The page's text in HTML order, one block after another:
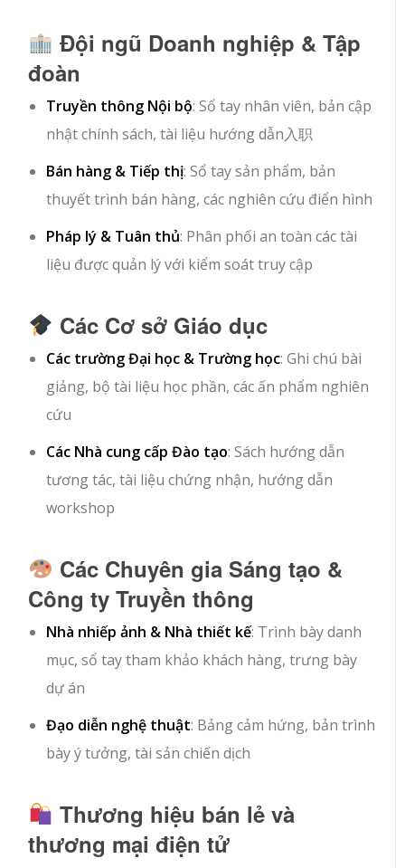
Đội ngũ Doanh nghiệp & Tập
đoàn
Truyền thông Nội bộ: Sổ tay nhân viên, bản cập
nhật chính sách, tài liệu hướng dẫn入职
Bán hàng & Tiếp thị: Sổ tay sản phẩm, bản
thuyết trình bán hàng, các nghiên cứu điển hình
Pháp lý & Tuân thủ: Phân phối an toàn các tài
liệu được quản lý với kiểm soát truy cập
Các Cơ sở Giáo dục
Các trường Đại học & Trường học: Ghi chú bài
giảng, bộ tài liệu học phần, các ấn phẩm nghiên
cứu
Các Nhà cung cấp Đào tạo: Sách hướng dẫn
tương tác, tài liệu chứng nhận, hướng dẫn
workshop
Các Chuyên gia Sáng tạo &
Công ty Truyền thông
Nhà nhiếp ảnh & Nhà thiết kế: Trình bày danh
mục, sổ tay tham khảo khách hàng, trưng bày
dự án
Đạo diễn nghệ thuật: Bảng cảm hứng, bản trình
bày ý tưởng, tài sản chiến dịch
Thương hiệu bán lẻ và
thương mại điện tử